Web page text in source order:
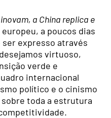
a China replica e
europeu, a poucos dias
ser expresso através
virtuoso,
verde e
internacional
político e o cinismo
toda a estrutura